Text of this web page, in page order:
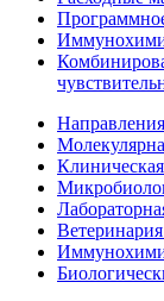
Направления